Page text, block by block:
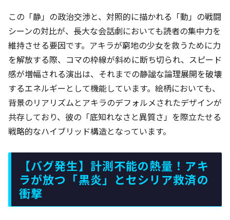
この「静」の政治交渉と、対照的に描かれる「動」の戦闘
シーンの対比が、長大な会話劇においても読者の集中力を
維持させる要因です。アキラが窮地の少女を救うために力
を解放する際、コマの枠線が斜めに断ち切られ、スピード
感が増幅される演出は、それまでの静謐な論理展開を破壊
するエネルギーとして機能しています。絵柄においても、
背景のリアリズムとアキラのデフォルメされたデザインが
共存しており、彼の「底知れなさと異質さ」を際立たせる
戦略的なハイブリッド構造となっています。
【バグ発生】計測不能の熱量！アキ
ラが放つ「黒炎」とセシリア救済の
衝撃